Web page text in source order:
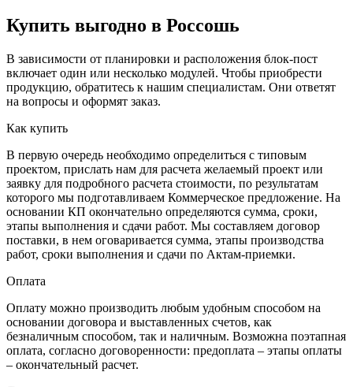
Купить выгодно в Россошь
В зависимости от планировки и расположения блок-пост
включает один или несколько модулей. Чтобы приобрести
продукцию, обратитесь к нашим специалистам. Они ответят
на вопросы и оформят заказ.
Как купить
В первую очередь необходимо определиться с типовым
проектом, прислать нам для расчета желаемый проект или
заявку для подробного расчета стоимости, по результатам
которого мы подготавливаем Коммерческое предложение. На
основании КП окончательно определяются сумма, сроки,
этапы выполнения и сдачи работ. Мы составляем договор
поставки, в нем оговаривается сумма, этапы производства
работ, сроки выполнения и сдачи по Актам-приемки.
Оплата
Оплату можно производить любым удобным способом на
основании договора и выставленных счетов, как
безналичным способом, так и наличным. Возможна поэтапная
оплата, согласно договоренности: предоплата – этапы оплаты
– окончательный расчет.